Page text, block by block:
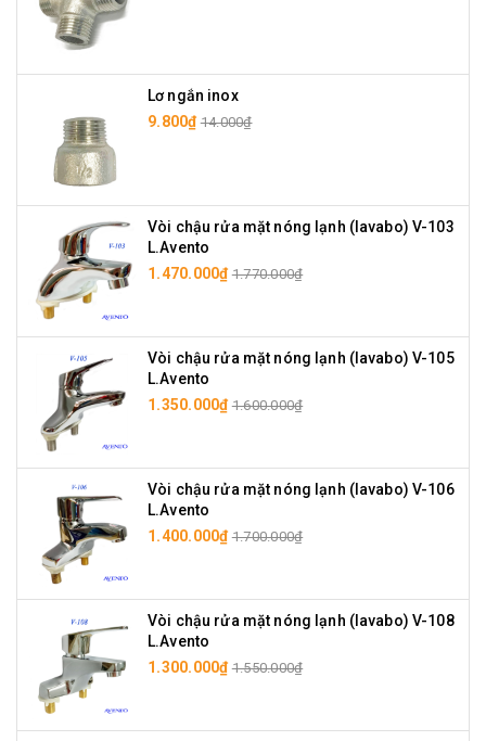
Lơ ngắn inox
9.800₫ 14.000₫
Vòi chậu rửa mặt nóng lạnh (lavabo) V-103
L.Avento
1.470.000₫ 1.770.000₫
Vòi chậu rửa mặt nóng lạnh (lavabo) V-105
L.Avento
1.350.000₫ 1.600.000₫
Vòi chậu rửa mặt nóng lạnh (lavabo) V-106
L.Avento
1.400.000₫ 1.700.000₫
Vòi chậu rửa mặt nóng lạnh (lavabo) V-108
L.Avento
1.300.000₫ 1.550.000₫